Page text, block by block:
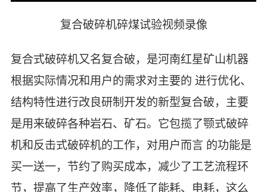
复合破碎机碎煤试验视频录像
复合式破碎机又名复合破，是河南红星矿山机器
根据实际情况和用户的需求对主要的 进行优化、
结构特性进行改良研制开发的新型复合破，主要
是用来破碎各种岩石、矿石。它包揽了颚式破碎
机和反击式破碎机的工作，对用户而言 的功能是
买一送一，节约了购买成本，减少了工艺流程环
节，提高了生产效率，降低了能耗、电耗，这么